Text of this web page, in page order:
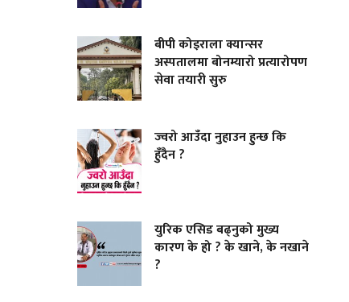
बीपी कोइराला क्यान्सर
अस्पतालमा बोनम्यारो प्रत्यारोपण
सेवा तयारी सुरु
ज्वरो आउँदा नुहाउन हुन्छ कि
हुँदैन ?
युरिक एसिड बढ्नुको मुख्य
कारण के हो ? के खाने, के नखाने
?